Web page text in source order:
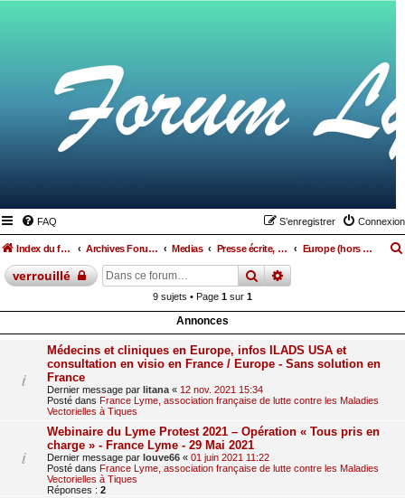
FAQ Connexion
S’enregistrer
Index du forum Archives Forum Lyme Francophone Medias Presse écrite, TV, vidéos, radio, cinéma… Europe (hors France)
verrouillé rechercher
recherche
9 sujets • Page 1 sur 1
Annonces
Médecins et cliniques en Europe, infos ILADS USA et
consultation en visio en France / Europe - Sans solution en
France
Dernier message par litana « 12 nov. 2021 15:34
Posté dans France Lyme, association française de lutte contre les Maladies
Vectorielles à Tiques
Webinaire du Lyme Protest 2021 – Opération « Tous pris en
charge » - France Lyme - 29 Mai 2021
Dernier message par louve66 « 01 juin 2021 11:22
Posté dans France Lyme, association française de lutte contre les Maladies
Vectorielles à Tiques
Réponses : 2